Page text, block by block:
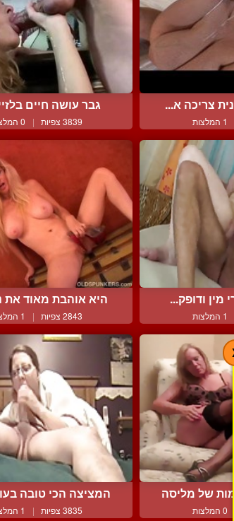
צריכה א...
1 המלצות
גבר עושה חיים
3839 צפיות | 0 המלצות
מין ודופק...
1 המלצות
היא אוהבת מאוד את
2843 צפיות | 1 המלצות
של מליסה
0 המלצות
המציצה הכי טובה
3835 צפיות | 1 המלצות